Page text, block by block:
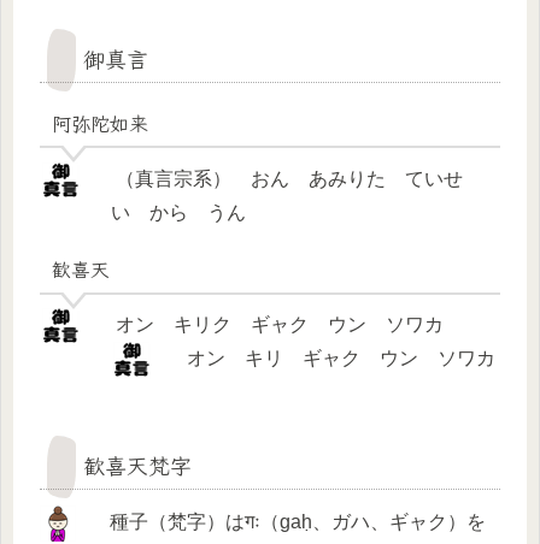
御真言
阿弥陀如来
（真言宗系） おん あみりた ていせ
い から うん
歓喜天
オン キリク ギャク ウン ソワカ
オン キリ ギャク ウン ソワカ
歓喜天梵字
種子（梵字）はगः（gaḥ、ガハ、ギャク）を